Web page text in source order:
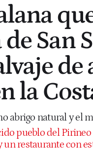
San
de
la
abrigo natural y el
pueblo del
un restaurante con